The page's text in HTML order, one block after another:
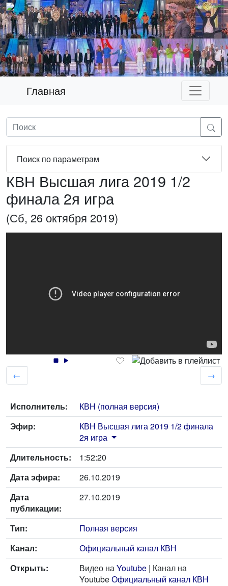
Главная
Поиск по параметрам
КВН Высшая лига 2019 1/2
финала 2я игра
(Сб, 26 октября 2019)
← →
Исполнитель:
КВН (полная версия)
Эфир:
КВН Высшая лига 2019 1/2 финала
2я игра
Длительность:
1:52:20
Дата эфира:
26.10.2019
Дата
публикации:
27.10.2019
Тип:
Полная версия
Канал:
Официальный канал КВН
Открыть:
Видео наYoutube | Канал на
YoutubeОфициальный канал КВН